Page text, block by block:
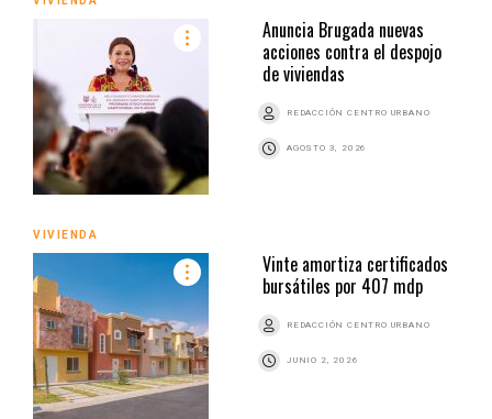
Anuncia Brugada nuevas
acciones contra el despojo
de viviendas
REDACCIÓN CENTRO URBANO
AGOSTO 3, 2026
VIVIENDA
Vinte amortiza certificados
bursátiles por 407 mdp
REDACCIÓN CENTRO URBANO
JUNIO 2, 2026